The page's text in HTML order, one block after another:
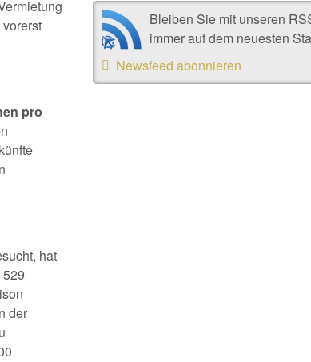
pro
hat
der
Bleiben Sie mit unseren
immer auf dem neuesten
Newsfeed abonnieren